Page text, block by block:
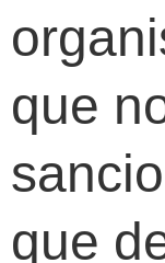
que
que